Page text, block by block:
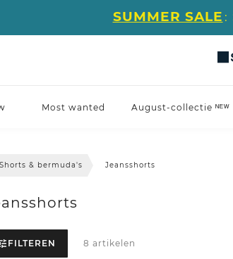
SUMMER SALE :
Most wanted August-collectie ᴺᴱᵂ
Shorts & bermuda's Jeansshorts
FILTEREN 8 artikelen